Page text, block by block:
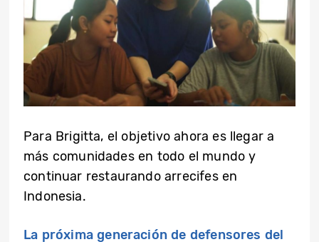
Para Brigitta, el objetivo ahora es llegar a
más comunidades en todo el mundo y
continuar restaurando arrecifes en
Indonesia.
La próxima generación de defensores del